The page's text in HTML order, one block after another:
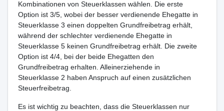
Kombinationen von Steuerklassen wählen. Die erste
Option ist 3/5, wobei der besser verdienende Ehegatte in
Steuerklasse 3 einen doppelten Grundfreibetrag erhält,
während der schlechter verdienende Ehegatte in
Steuerklasse 5 keinen Grundfreibetrag erhält. Die zweite
Option ist 4/4, bei der beide Ehegatten den
Grundfreibetrag erhalten. Alleinerziehende in
Steuerklasse 2 haben Anspruch auf einen zusätzlichen
Steuerfreibetrag.
Es ist wichtig zu beachten, dass die Steuerklassen nur